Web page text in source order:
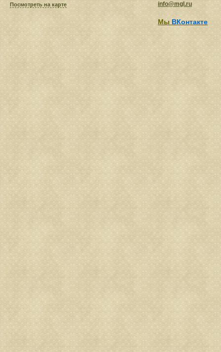
Посмотреть на карте info@mgl.ru
Мы ВКонтакте